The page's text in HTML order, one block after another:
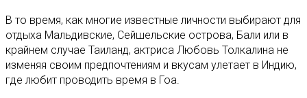
В то время, как многие известные личности выбирают для
отдыха Мальдивские, Сейшельские острова, Бали или в
крайнем случае Таиланд, актриса Любовь Толкалина не
изменяя своим предпочтениям и вкусам улетает в Индию,
где любит проводить время в Гоа.